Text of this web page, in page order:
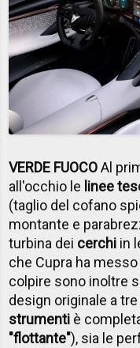
VERDE FUOCOAl
all'occhio le linee
(taglio del cofano
montante e
turbina dei cerchi in
che Cupra ha
colpire sono inoltre
design originale a
strumenti è
"flottante"), sia le